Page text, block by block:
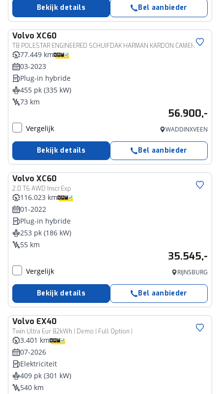
Bekijk details Bel aanbieder
Volvo XC60
T8 POLESTAR ENGINEERED SCHUIFDAK HARMAN KARDON CAMERA GETINT GLA
77.449 km
03-2023
Plug-in hybride
455 pk (335 kW)
73 km
56.900,-
Vergelijk WADDINXVEEN
Bekijk details Bel aanbieder
Volvo XC60
2.0 T6 AWD Inscr.Exp
116.023 km
01-2022
Plug-in hybride
253 pk (186 kW)
55 km
35.545,-
Vergelijk RIJNSBURG
Bekijk details Bel aanbieder
Volvo EX40
Twin Ultra Eur 82kWh | Demo | Full Option |
3.401 km
07-2026
Elektriciteit
409 pk (301 kW)
540 km